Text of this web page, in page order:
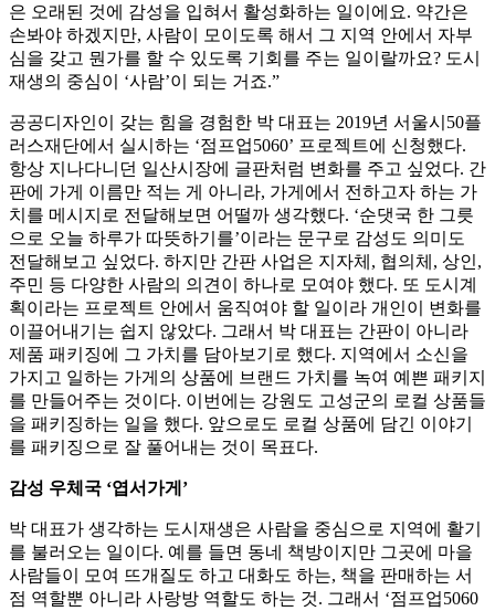
은 오래된 것에 감성을 입혀서 활성화하는 일이에요. 약간은
손봐야 하겠지만, 사람이 모이도록 해서 그 지역 안에서 자부
심을 갖고 뭔가를 할 수 있도록 기회를 주는 일이랄까요? 도시
재생의 중심이 ‘사람’이 되는 거죠.”
공공디자인이 갖는 힘을 경험한 박 대표는 2019년 서울시50플
러스재단에서 실시하는 ‘점프업5060’ 프로젝트에 신청했다.
항상 지나다니던 일산시장에 글판처럼 변화를 주고 싶었다. 간
판에 가게 이름만 적는 게 아니라, 가게에서 전하고자 하는 가
치를 메시지로 전달해보면 어떨까 생각했다. ‘순댓국 한 그릇
으로 오늘 하루가 따뜻하기를’이라는 문구로 감성도 의미도
전달해보고 싶었다. 하지만 간판 사업은 지자체, 협의체, 상인,
주민 등 다양한 사람의 의견이 하나로 모여야 했다. 또 도시계
획이라는 프로젝트 안에서 움직여야 할 일이라 개인이 변화를
이끌어내기는 쉽지 않았다. 그래서 박 대표는 간판이 아니라
제품 패키징에 그 가치를 담아보기로 했다. 지역에서 소신을
가지고 일하는 가게의 상품에 브랜드 가치를 녹여 예쁜 패키지
를 만들어주는 것이다. 이번에는 강원도 고성군의 로컬 상품들
을 패키징하는 일을 했다. 앞으로도 로컬 상품에 담긴 이야기
를 패키징으로 잘 풀어내는 것이 목표다.
감성 우체국 ‘엽서가게’
박 대표가 생각하는 도시재생은 사람을 중심으로 지역에 활기
를 불러오는 일이다. 예를 들면 동네 책방이지만 그곳에 마을
사람들이 모여 뜨개질도 하고 대화도 하는, 책을 판매하는 서
점 역할뿐 아니라 사랑방 역할도 하는 것. 그래서 ‘점프업5060